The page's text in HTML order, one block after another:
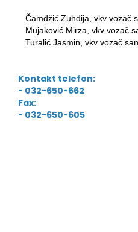
Čamdžić Zuhdija, vkv vozač
Mujaković Mirza, vkv vozač
Turalić Jasmin, vkv vozač
Kontakt telefon:
- 032-650-662
Fax:
- 032-650-605